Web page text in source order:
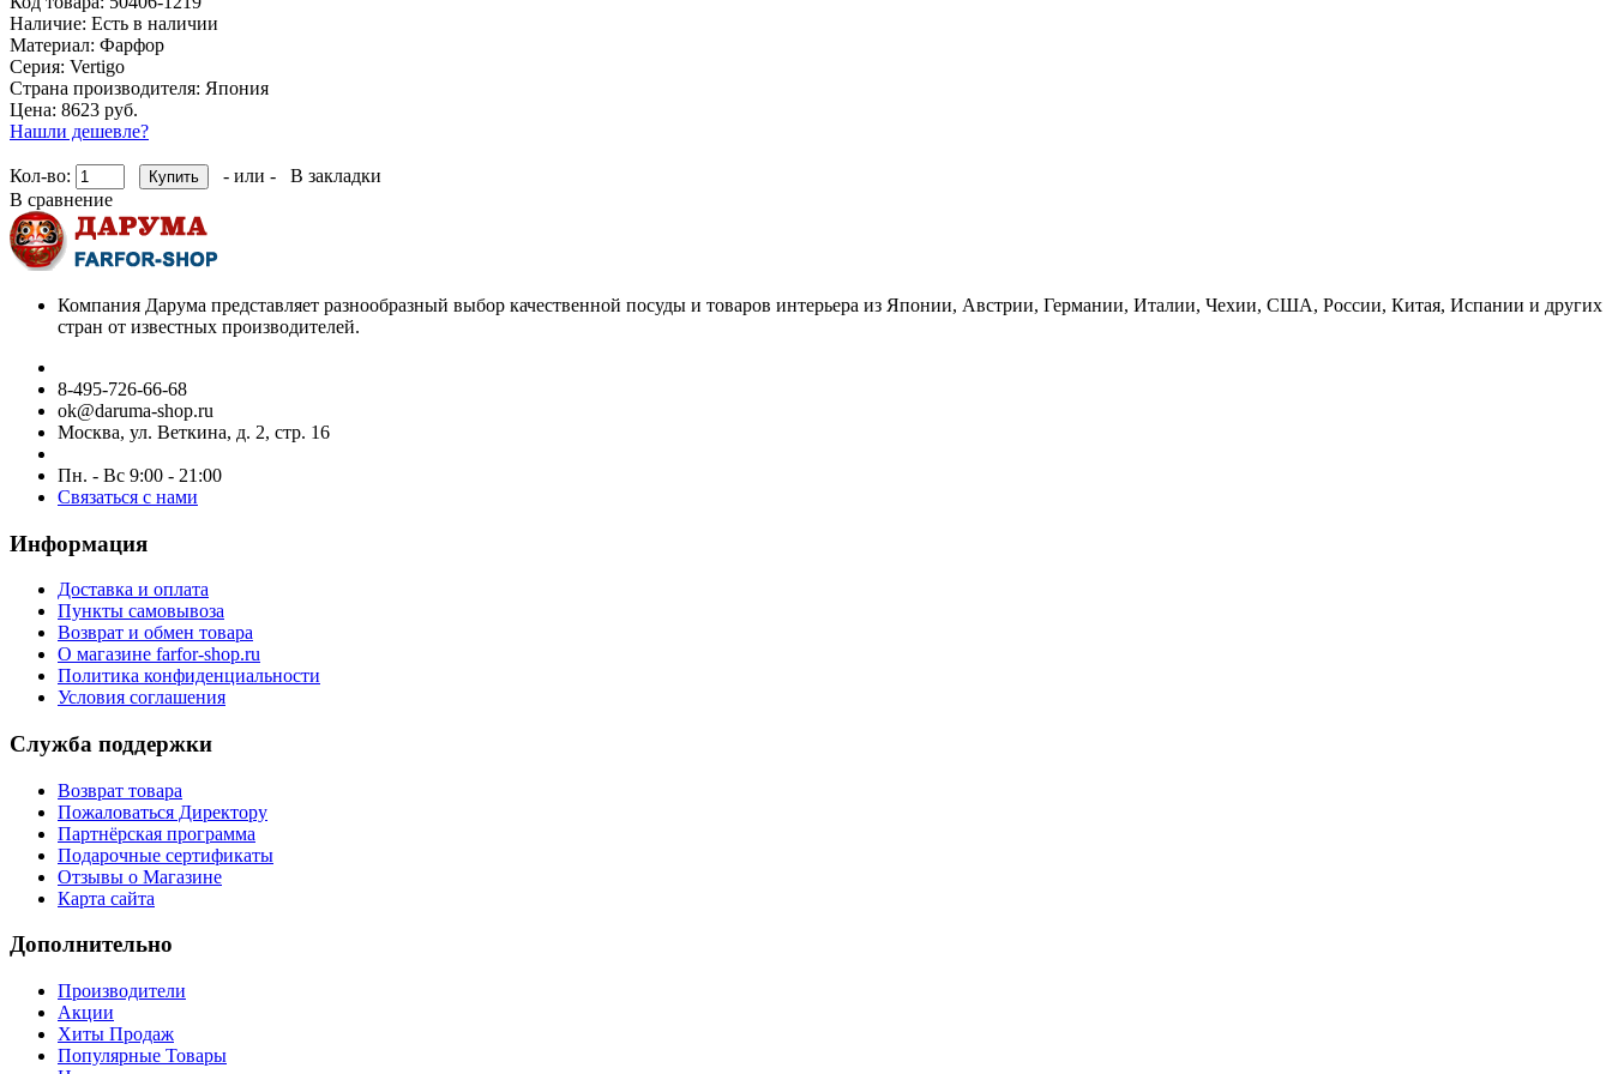
Наличие: Есть в наличии
Материал: Фарфор
Серия: Vertigo
Страна производителя: Япония
Цена: 8623 руб.
Нашли дешевле?
Кол-во: - или -
В закладки
В сравнение
Компания Дарума представляет разнообразный выбор качественной посуды и товаров интерьера из Японии, Австрии, Германии, Италии, Чехии, США, России, Китая, Испании и других
стран от известных производителей.
8-495-726-66-68
ok@daruma-shop.ru
Москва, ул. Веткина, д. 2, стр. 16
Пн. - Вс 9:00 - 21:00
Связаться с нами
Информация
Доставка и оплата
Пункты самовывоза
Возврат и обмен товара
О магазине farfor-shop.ru
Политика конфиденциальности
Условия соглашения
Служба поддержки
Возврат товара
Пожаловаться Директору
Партнёрская программа
Подарочные сертификаты
Отзывы о Магазине
Карта сайта
Дополнительно
Производители
Акции
Хиты Продаж
Популярные Товары